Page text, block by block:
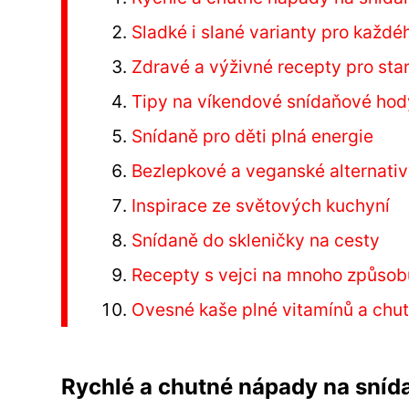
Sladké i slané varianty pro
Zdravé a výživné recepty pro
Tipy na víkendové snídaňové
Snídaně pro děti plná energie
Bezlepkové a veganské
Inspirace ze světových kuchyní
Snídaně do skleničky na cesty
Recepty s vejci na mnoho
Ovesné kaše plné vitamínů a
Rychlé a chutné nápady na